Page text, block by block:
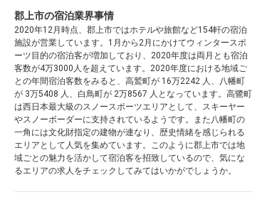
郡上市の宿泊業界事情
2020年12月時点、郡上市ではホテルや旅館など154軒の宿泊
施設が営業しています。1月から2月にかけてウィンタースポ
ーツ目的の宿泊客が増加しており、2020年度は両月とも宿泊
客数が4万3000人を超えています。2020年度における地域ご
との年間宿泊客数をみると、高鷲町が 16万2242 人、八幡町
が 3万5408 人、白鳥町が 2万8567 人となっています。高鷺町
は西日本最大級のスノースポーツエリアとして、スキーヤー
やスノーボーダーに支持されているようです。また八幡町の
一角には文化財指定の建物が連なり、歴史情緒を感じられる
エリアとして人気を集めています。このように郡上市では地
域ごとの魅力を活かして宿泊客を招致しているので、気にな
るエリアの求人をチェックしてみてはいかがでしょうか。